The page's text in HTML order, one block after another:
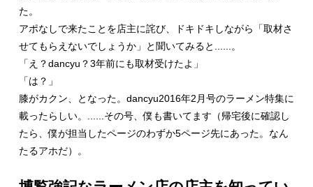
た。
アポなしで来たことを店主に詫び、ドキドキしながら「取材さ
せてもらえないでしょうか」と聞いてみると......。
「え？dancyu？3年前にも取材受けたよ」
「は？」
膝がカクン、となった。dancyu2016年2月号のラーメン特集に
載ったらしい。......その号、僕も書いてます（帰宅後に確認し
たら、僕が担当したページのわずか5ページ先にあった。なん
たるアホだ）。